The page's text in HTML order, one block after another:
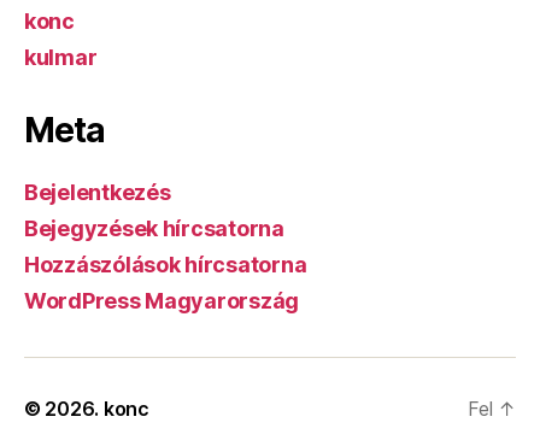
konc
kulmar
Meta
Bejelentkezés
Bejegyzések hírcsatorna
Hozzászólások hírcsatorna
WordPress Magyarország
© 2026. konc Fel ↑